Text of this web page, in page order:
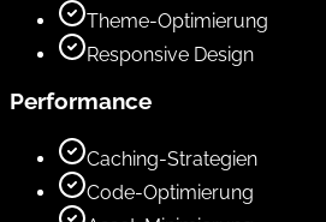
Theme-Optimierung
Responsive Design
Performance
Caching-Strategien
Code-Optimierung